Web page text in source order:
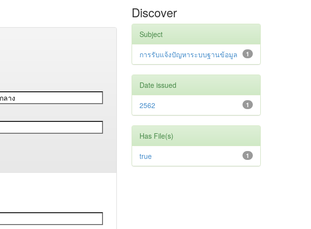
Discover
Subject
1
การรับแจ้งปัญหาระบบฐานข้อมูล
Date issued
1
2562
Has File(s)
1
true